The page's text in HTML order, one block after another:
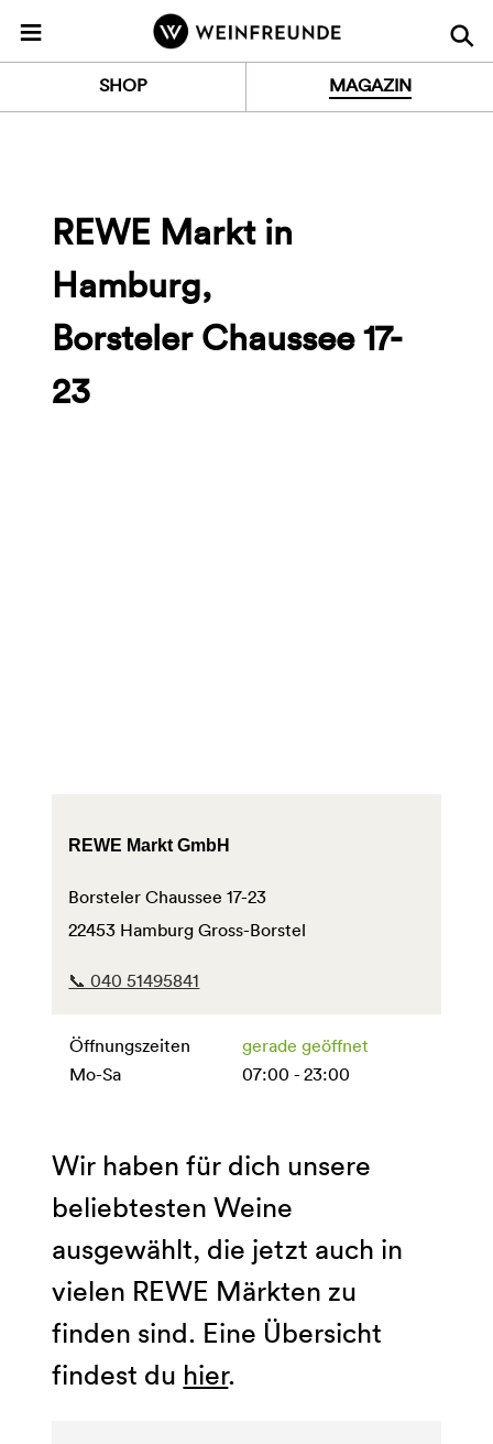
≡
Z
u
r
t
i
t
e
SHOP MAGAZIN
REWE Markt in
Hamburg,
Borsteler Chaussee 17-
23
REWE Markt GmbH
Borsteler Chaussee 17-23
22453 Hamburg Gross-Borstel
📞 040 51495841
Öffnungszeiten
gerade geöffnet
Mo-Sa
07:00 - 23:00
Wir haben für dich unsere
beliebtesten Weine
ausgewählt, die jetzt auch in
vielen REWE Märkten zu
finden sind. Eine Übersicht
findest du hier.